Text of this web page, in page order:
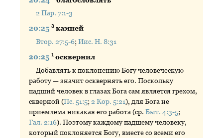
2 Пар. 7:1-3
20:25а камней
Втор. 27:5-6;Иис. Н. 8:31
20:251 осквернил
Добавлять к поклонению Богу человеческую
работу — значит осквернять его. Поскольку
падший человек в глазах Бога сам является грехом,
скверной (Пс. 51:5; 2 Кор. 5:21), для Бога не
приемлема никакая его работа (ср.Быт. 4:3-5;
Гал. 2:16). Поэтому каждому падшему человеку,
который поклоняется Богу, вместе со всеми его